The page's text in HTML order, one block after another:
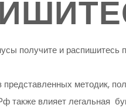
получите и распишитесь
методик,
также влияет легальная